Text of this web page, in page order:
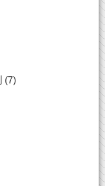
(7)